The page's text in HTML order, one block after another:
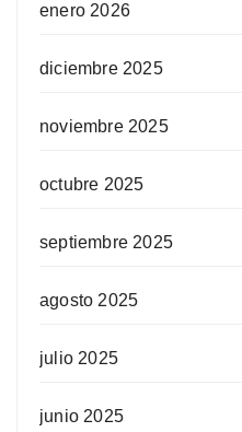
enero 2026
diciembre 2025
noviembre 2025
octubre 2025
septiembre 2025
agosto 2025
julio 2025
junio 2025